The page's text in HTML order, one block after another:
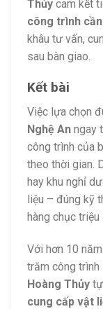
Thủy cam kết
công trình
khâu tư vấn,
sau bàn giao.
Kết bài
Việc lựa chọn
Nghệ An ngay
công trình của
theo thời gian.
hay khu nghỉ
liệu – đúng kỹ
hàng chục
Với hơn 10
trăm công trình
Hoàng Thủy
cung cấp vật